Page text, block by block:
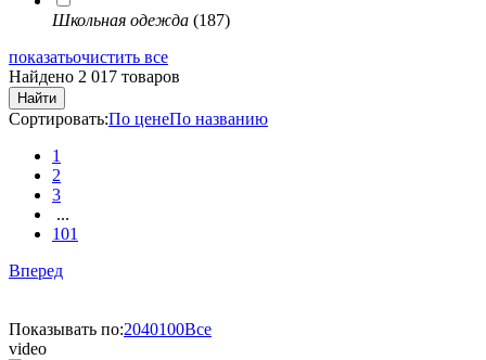
Школьная одежда (187)
показатьочистить все
Найдено 2 017 товаров
Найти
Сортировать:По ценеПо названию
1
2
3
...
101
Вперед
Показывать по:2040100Все
video